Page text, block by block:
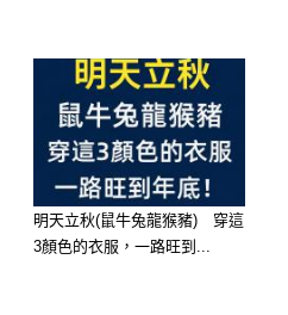
明天立秋(鼠牛兔龍猴豬) 穿這
3顏色的衣服，一路旺到...